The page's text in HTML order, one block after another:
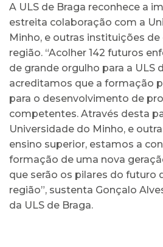
A ULS de Braga reconhece a
estreita colaboração com a
Minho, e outras instituições
região. “Acolher 142 futuros
de grande orgulho para a ULS
acreditamos que a formação
para o desenvolvimento de
competentes. Através desta
Universidade do Minho, e
ensino superior, estamos a
formação de uma nova
que serão os pilares do futuro
região”, sustenta Gonçalo
da ULS de Braga.